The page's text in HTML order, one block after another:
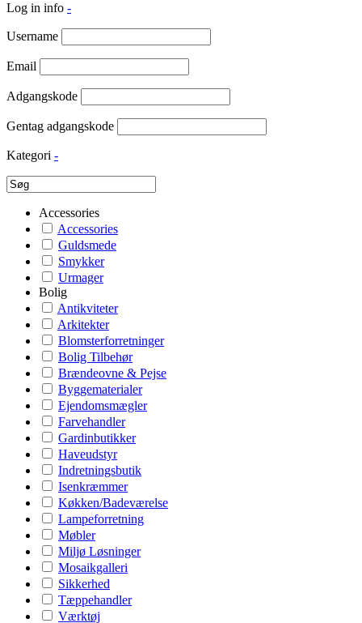
Log in info -
Username
Email
Adgangskode
Gentag adgangskode
Kategori -
Accessories
Accessories
Guldsmede
Smykker
Urmager
Bolig
Antikviteter
Arkitekter
Blomsterforretninger
Bolig Tilbehør
Brændeovne & Pejse
Byggematerialer
Ejendomsmægler
Farvehandler
Gardinbutikker
Haveudstyr
Indretningsbutik
Isenkræmmer
Køkken/Badeværelse
Lampeforretning
Møbler
Miljø Løsninger
Mosaikgalleri
Sikkerhed
Tæppehandler
Værktøj